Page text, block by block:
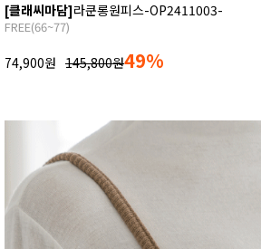
[클래씨마담]라쿤롱원피스-OP2411003-
FREE(66~77)
74,900원 145,800원49%